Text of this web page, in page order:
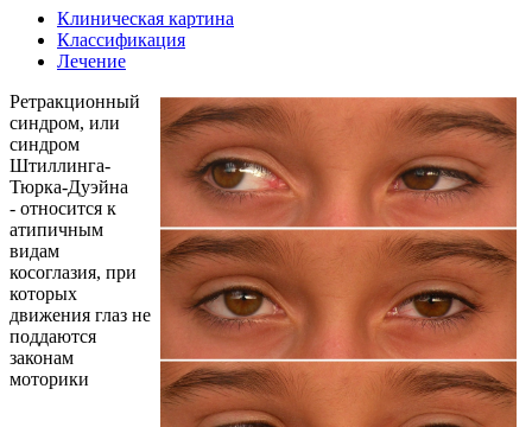
Клиническая картина
Классификация
Лечение
Ретракционный
синдром, или
синдром
Штиллинга-
Тюрка-Дуэйна
- относится к
атипичным
видам
косоглазия, при
которых
движения глаз не
поддаются
законам
моторики